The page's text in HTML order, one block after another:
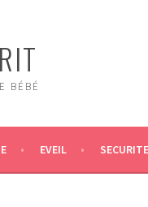
BÉBÉ
EVEIL SECURITE